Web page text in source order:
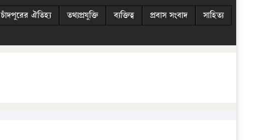
চাঁদপুরের ঐতিহ্য তথ্যপ্রযুক্তি ব্যক্তিত্ব প্রবাস সংবাদ
সাহিত্য